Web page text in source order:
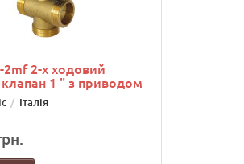
2mf 2-x ходовий
1 " з приводом
Італія